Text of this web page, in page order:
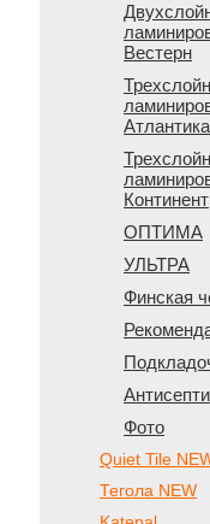
Вестерн
Атлантика
Континент
ОПТИМА
УЛЬТРА
Финская
Фото
Quiet Tile
Тегола NEW